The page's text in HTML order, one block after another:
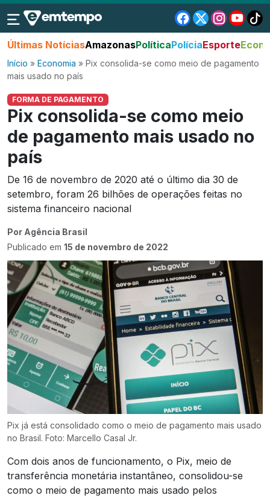
Últimas NotíciasAmazonasPolíticaPolíciaEsporte
Início » Economia » Pix consolida-se como meio de pagamento
mais usado no país
FORMA DE PAGAMENTO
Pix consolida-se como meio
de pagamento mais usado no
país
De 16 de novembro de 2020 até o último dia 30 de
setembro, foram 26 bilhões de operações feitas no
sistema financeiro nacional
Por Agência Brasil
Publicado em 15 de novembro de 2022
Pix já está consolidado como o meio de pagamento mais usado
no Brasil. Foto: Marcello Casal Jr.
Com dois anos de funcionamento, o Pix, meio de
transferência monetária instantâneo, consolidou-se
como o meio de pagamento mais usado pelos